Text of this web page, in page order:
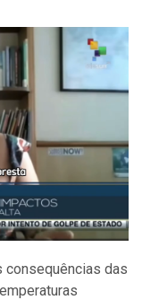
consequências das